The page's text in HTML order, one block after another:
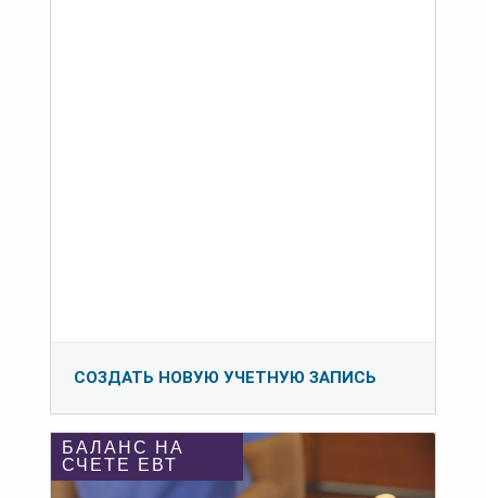
СОЗДАТЬ НОВУЮ УЧЕТНУЮ ЗАПИСЬ
БАЛАНС НА
СЧЕТЕ ЕВТ